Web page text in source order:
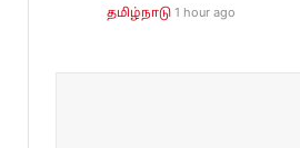
தமிழ்நாடு 1 hour ago